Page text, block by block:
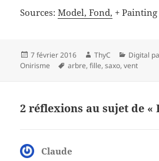
Sources:Model,Fond, + Painting
Publié
le
7 février 2016 Auteur
ThyC Digital
Onirisme
Mots-
arbre,fille,saxo,vent
2 réflexions au sujet de
Claude